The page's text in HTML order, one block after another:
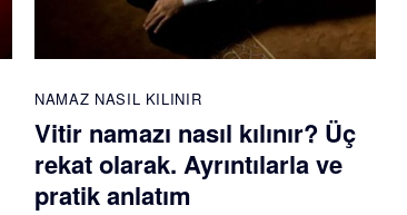
NAMAZ NASIL KILINIR
Vitir namazı nasıl kılınır? Üç
rekat olarak. Ayrıntılarla ve
pratik anlatım